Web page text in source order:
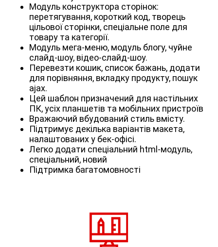
Модуль конструктора сторінок:
перетягування, короткий код, творець
цільової сторінки, спеціальне поле для
товару та категорії.
Модуль мега-меню, модуль блогу, чуйне
слайд-шоу, відео-слайд-шоу.
Перевезти кошик, список бажань, додати
для порівняння, вкладку продукту, пошук
ajax.
Цей шаблон призначений для настільних
ПК, усіх планшетів та мобільних пристроїв
Вражаючий вбудований стиль вмісту.
Підтримує декілька варіантів макета,
налаштованих у бек-офісі.
Легко додати спеціальний html-модуль,
спеціальний, новий
Підтримка багатомовності